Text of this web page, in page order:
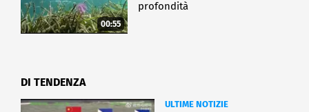
00:55
profondità
DI TENDENZA
ULTIME NOTIZIE